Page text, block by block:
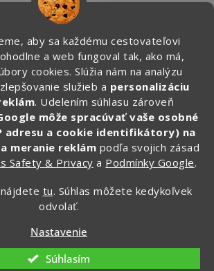
aby sa každému cestovateľovi
a web fungoval tak, ako má,
cookies. Slúžia nám na analýzu
služieb a personalizáciu
. Udelením súhlasu zároveň
môže spracúvať vaše osobné
adresu a cookie identifikátory) na
meranie reklám podľa svojich zásad
Safety & Privacy a Podmínky Google.
tu. Súhlas môžete kedykoľvek
odvolať.
Nastavenie
Súhlasím
(Po - Pia, 16:00 – 21:00)
Vytvoril Shoptet
Zapakuj.sk. Všetky práva vyhradené.